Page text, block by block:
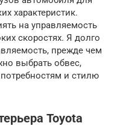
характеристик.
на управляемость
скоростях. Я долго
прежде чем
выбрать обвес,
и стилю
Toyota